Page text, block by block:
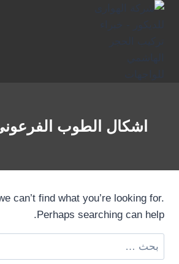
التجاوز
اشكال الطوب
can’t find what you’re looking for.
Perhaps searching can help.
عن: